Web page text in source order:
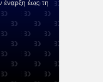
έναρξη έως τη